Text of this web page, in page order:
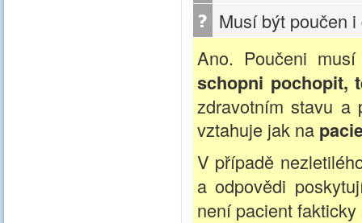
Musí být poučen
Ano. Poučeni
schopni pochopit,
zdravotním stavu a
vztahuje jak na
V případě
a odpovědi
není pacient